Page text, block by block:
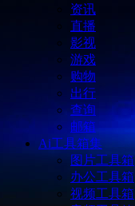
资讯
直播
影视
游戏
购物
出行
查询
邮箱
Ai工具箱集
图片工具箱
办公工具箱
视频工具箱